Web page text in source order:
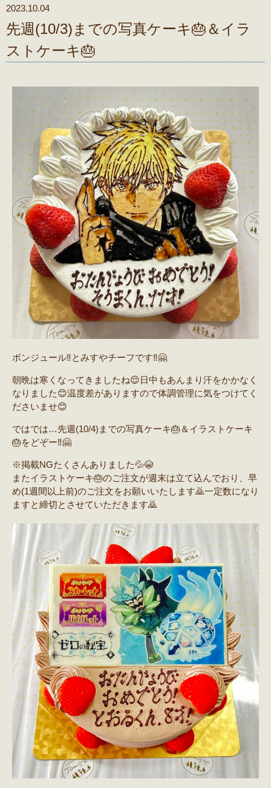
2023.10.04
先週(10/3)までの写真ケーキ🎂＆イラ
ストケーキ🎂
ボンジュール‼️とみすやチーフです‼️🤗
朝晩は寒くなってきましたね😌日中もあんまり汗をかかなく
なりました😊温度差がありますので体調管理に気をつけてく
ださいませ😊
ではでは…先週(10/4)までの写真ケーキ🎂＆イラストケーキ
🎂をどぞー‼️🤗
※掲載NGたくさんありました💦😭
またイラストケーキ🎂のご注文が週末は立て込んでおり、早
め(1週間以上前)のご注文をお願いいたします🙇一定数になり
ますと締切とさせていただきます🙇